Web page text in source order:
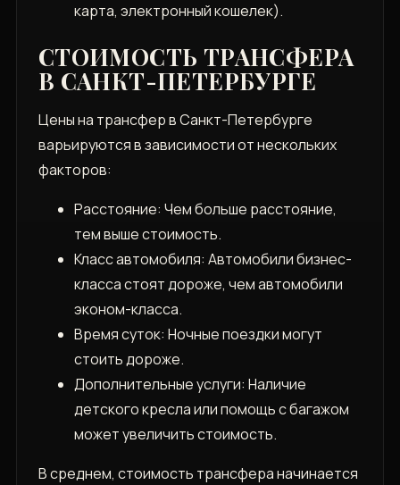
карта‚ электронный кошелек).
СТОИМОСТЬ ТРАНСФЕРА
В САНКТ-ПЕТЕРБУРГЕ
Цены на трансфер в Санкт-Петербурге
варьируются в зависимости от нескольких
факторов:
Расстояние: Чем больше расстояние‚
тем выше стоимость.
Класс автомобиля: Автомобили бизнес-
класса стоят дороже‚ чем автомобили
эконом-класса.
Время суток: Ночные поездки могут
стоить дороже.
Дополнительные услуги: Наличие
детского кресла или помощь с багажом
может увеличить стоимость.
В среднем‚ стоимость трансфера начинается